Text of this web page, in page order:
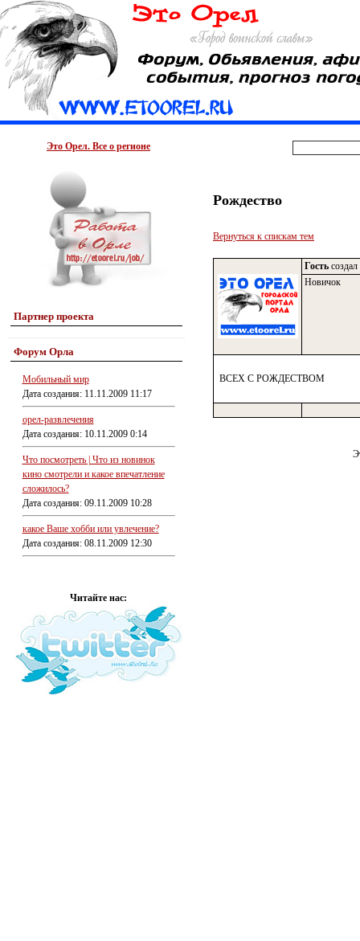
Это Орел. Все о регионе
Партнер проекта
Форум Орла
Мобильный мир
Дата создания: 11.11.2009 11:17
орел-развлечения
Дата создания: 10.11.2009 0:14
Что посмотреть | Что из новинок
кино смотрели и какое впечатление
сложилось?
Дата создания: 09.11.2009 10:28
какое Ваше хобби или увлечение?
Дата создания: 08.11.2009 12:30
Читайте нас:
Рождество
Вернуться к спискам тем
Гость
Новичок
ВСЕХ С РОЖДЕСТВОМ